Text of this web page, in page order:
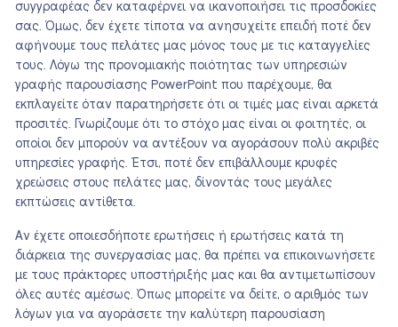
συγγραφέας δεν καταφέρνει να ικανοποιήσει τις προσδοκίες
σας. Όμως, δεν έχετε τίποτα να ανησυχείτε επειδή ποτέ δεν
αφήνουμε τους πελάτες μας μόνος τους με τις καταγγελίες
τους. Λόγω της προνομιακής ποιότητας των υπηρεσιών
γραφής παρουσίασης PowerPoint που παρέχουμε, θα
εκπλαγείτε όταν παρατηρήσετε ότι οι τιμές μας είναι αρκετά
προσιτές. Γνωρίζουμε ότι το στόχο μας είναι οι φοιτητές, οι
οποίοι δεν μπορούν να αντέξουν να αγοράσουν πολύ ακριβές
υπηρεσίες γραφής. Έτσι, ποτέ δεν επιβάλλουμε κρυφές
χρεώσεις στους πελάτες μας, δίνοντάς τους μεγάλες
εκπτώσεις αντίθετα.
Αν έχετε οποιεσδήποτε ερωτήσεις ή ερωτήσεις κατά τη
διάρκεια της συνεργασίας μας, θα πρέπει να επικοινωνήσετε
με τους πράκτορες υποστήριξής μας και θα αντιμετωπίσουν
όλες αυτές αμέσως. Όπως μπορείτε να δείτε, ο αριθμός των
λόγων για να αγοράσετε την καλύτερη παρουσίαση